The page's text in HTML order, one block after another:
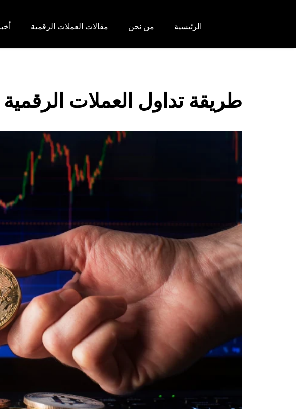
الرئيسية من نحن مقالات العملات الرقمية
طريقة تداول العملات الرقمية